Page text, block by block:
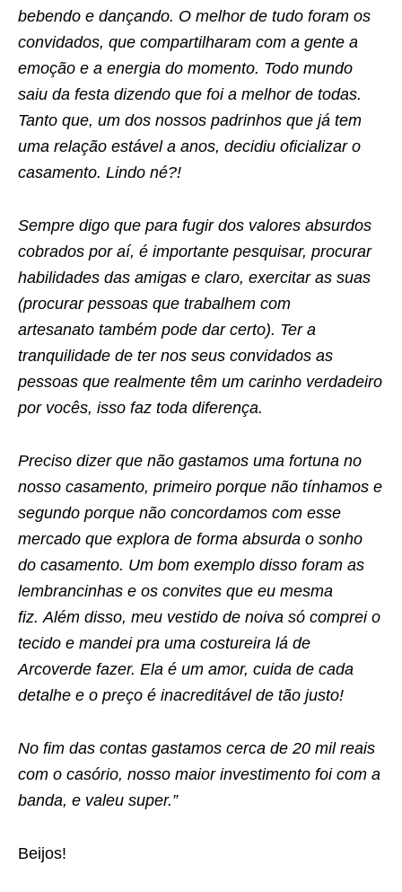
bebendo e dançando. O melhor de tudo foram os
convidados, que compartilharam com a gente a
emoção e a energia do momento. Todo mundo
saiu da festa dizendo que foi a melhor de todas.
Tanto que, um dos nossos padrinhos que já tem
uma relação estável a anos, decidiu oficializar o
casamento. Lindo né?!
Sempre digo que para fugir dos valores absurdos
cobrados por aí, é importante pesquisar, procurar
habilidades das amigas e claro, exercitar as suas
(procurar pessoas que trabalhem com
artesanato também pode dar certo). Ter a
tranquilidade de ter nos seus convidados as
pessoas que realmente têm um carinho verdadeiro
por vocês, isso faz toda diferença.
Preciso dizer que não gastamos uma fortuna no
nosso casamento, primeiro porque não tínhamos e
segundo porque não concordamos com esse
mercado que explora de forma absurda o sonho
do casamento. Um bom exemplo disso foram as
lembrancinhas e os convites que eu mesma
fiz. Além disso, meu vestido de noiva só comprei o
tecido e mandei pra uma costureira lá de
Arcoverde fazer. Ela é um amor, cuida de cada
detalhe e o preço é inacreditável de tão justo!
No fim das contas gastamos cerca de 20 mil reais
com o casório, nosso maior investimento foi com a
banda, e valeu super.”
Beijos!